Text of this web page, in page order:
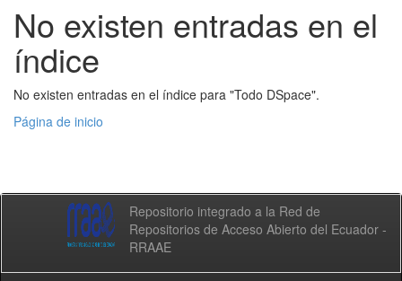
No existen entradas en el
índice
No existen entradas en el índice para "Todo DSpace".
Página de inicio
Repositorio integrado a la Red de
Repositorios de Acceso Abierto del Ecuador -
RRAAE